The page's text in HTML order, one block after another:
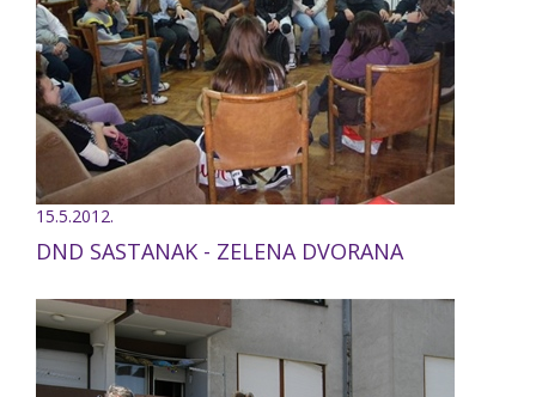
15.5.2012.
DND SASTANAK - ZELENA DVORANA